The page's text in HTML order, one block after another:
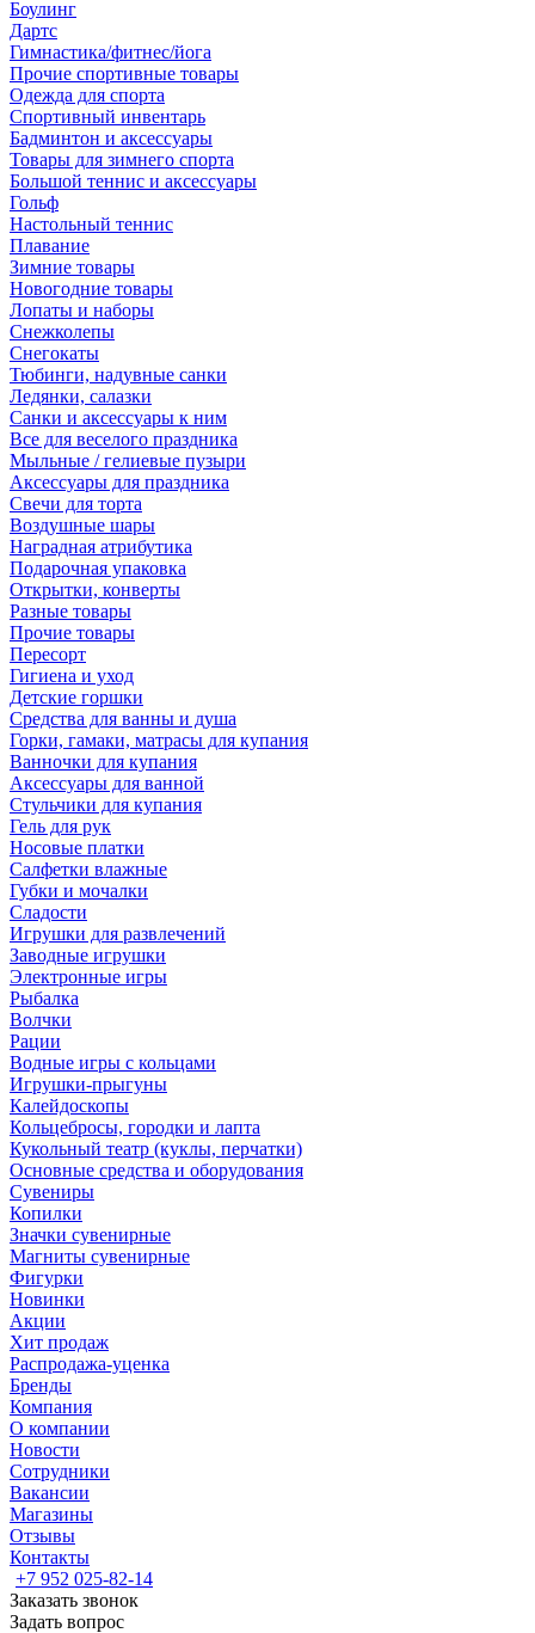
Боулинг
Дартс
Гимнастика/фитнес/йога
Прочие спортивные товары
Одежда для спорта
Спортивный инвентарь
Бадминтон и аксессуары
Товары для зимнего спорта
Большой теннис и аксессуары
Гольф
Настольный теннис
Плавание
Зимние товары
Новогодние товары
Лопаты и наборы
Снежколепы
Снегокаты
Тюбинги, надувные санки
Ледянки, салазки
Санки и аксессуары к ним
Все для веселого праздника
Мыльные / гелиевые пузыри
Аксессуары для праздника
Свечи для торта
Воздушные шары
Наградная атрибутика
Подарочная упаковка
Открытки, конверты
Разные товары
Прочие товары
Пересорт
Гигиена и уход
Детские горшки
Средства для ванны и душа
Горки, гамаки, матрасы для купания
Ванночки для купания
Аксессуары для ванной
Стульчики для купания
Гель для рук
Носовые платки
Салфетки влажные
Губки и мочалки
Сладости
Игрушки для развлечений
Заводные игрушки
Электронные игры
Рыбалка
Волчки
Рации
Водные игры с кольцами
Игрушки-прыгуны
Калейдоскопы
Кольцебросы, городки и лапта
Кукольный театр (куклы, перчатки)
Основные средства и оборудования
Сувениры
Копилки
Значки сувенирные
Магниты сувенирные
Фигурки
Новинки
Акции
Хит продаж
Распродажа-уценка
Бренды
Компания
О компании
Новости
Сотрудники
Вакансии
Магазины
Отзывы
Контакты
+7 952 025-82-14
Заказать звонок
Задать вопрос